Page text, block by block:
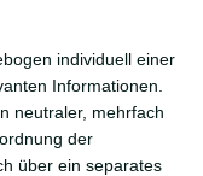
individuell einer
Informationen.
neutraler, mehrfach
der
über ein separates